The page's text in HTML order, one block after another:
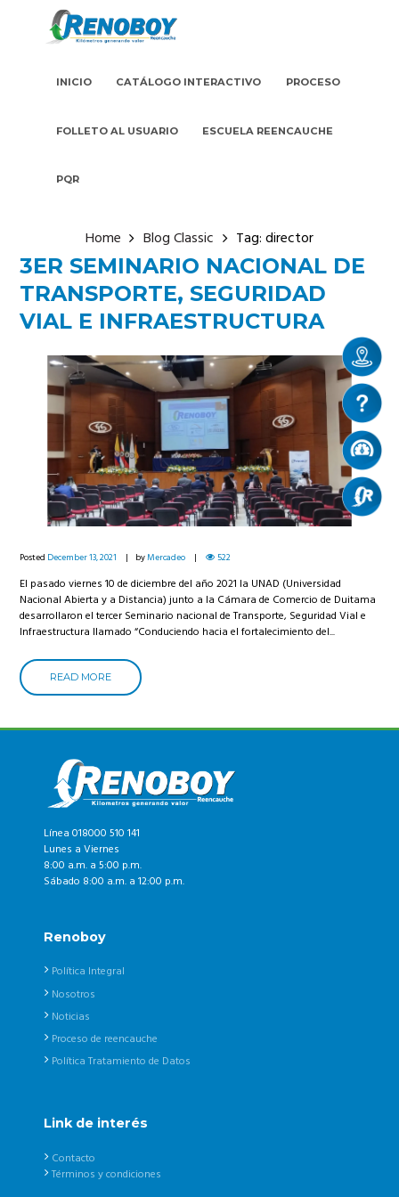
INICIO CATÁLOGO INTERACTIVO PROCESO
FOLLETO AL USUARIO ESCUELA REENCAUCHE
PQR
Home Blog Classic Tag: director
3ER SEMINARIO NACIONAL DE
TRANSPORTE, SEGURIDAD
VIAL E INFRAESTRUCTURA
Posted December 13, 2021 byMercadeo 522
El pasado viernes 10 de diciembre del año 2021 la UNAD (Universidad
Nacional Abierta y a Distancia) junto a la Cámara de Comercio de Duitama
desarrollaron el tercer Seminario nacional de Transporte, Seguridad Vial e
Infraestructura llamado “Conduciendo hacia el fortalecimiento del...
READ MORE
Línea 018000 510 141
Lunes a Viernes
8:00 a.m. a 5:00 p.m.
Sábado 8:00 a.m. a 12:00 p.m.
Renoboy
Política Integral
Nosotros
Noticias
Proceso de reencauche
Política Tratamiento de Datos
Link de interés
Contacto
Términos y condiciones